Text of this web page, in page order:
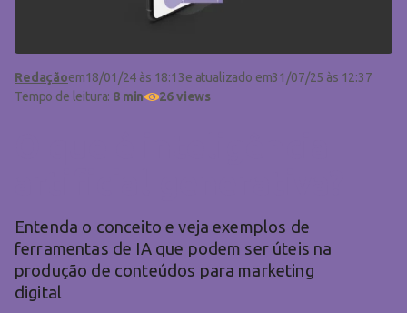
Redaçãoem18/01/24 às 18:13e atualizado em31/07/25 às 12:37
Tempo de leitura: 8 min 26 views
Entenda o conceito e veja exemplos de
ferramentas de IA que podem ser úteis na
produção de conteúdos para marketing
digital